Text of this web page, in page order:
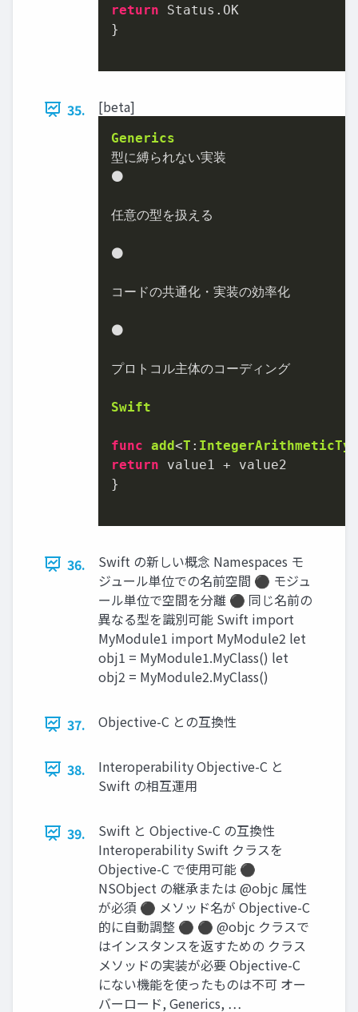
return Status.OK
}
35. [beta]
Generics
⚫
任意の型を扱える
⚫
コードの共通化・実装の効率化
⚫
プロトコル主体のコーディング
Swift
func add<T :
return value1 + value2
}
36.
Swift の新しい概念 Namespaces モ
ジュール単位での名前空間 ⚫ モジュ
ール単位で空間を分離 ⚫ 同じ名前の
異なる型を識別可能 Swift import
MyModule1 import MyModule2 let
obj1 = MyModule1.MyClass() let
obj2 = MyModule2.MyClass()
37. Objective-C との互換性
38.
Interoperability Objective-C と
Swift の相互運用
39.
Swift と Objective-C の互換性
Interoperability Swift クラスを
Objective-C で使用可能 ⚫
NSObject の継承または @objc 属性
が必須 ⚫ メソッド名が Objective-C
的に自動調整 ⚫ ⚫ @objc クラスで
はインスタンスを返すための クラス
メソッドの実装が必要 Objective-C
にない機能を使ったものは不可 オー
バーロード, Generics, …